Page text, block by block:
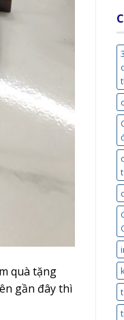
quà tặng
gần đây thì